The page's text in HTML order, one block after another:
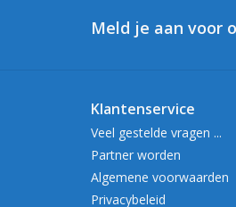
Meld je aan voor
Klantenservice
Veel gestelde vragen ...
Partner worden
Algemene voorwaarden
Privacybeleid